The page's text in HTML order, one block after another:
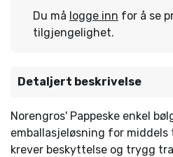
Du må logge inn for å se
tilgjengelighet.
Detaljert beskrivelse
Norengros' Pappeske enkel
emballasjeløsning for
krever beskyttelse og trygg